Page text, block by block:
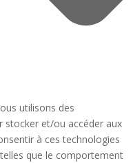
utilisons des
stocker et/ou accéder aux
à ces technologies
que le comportement